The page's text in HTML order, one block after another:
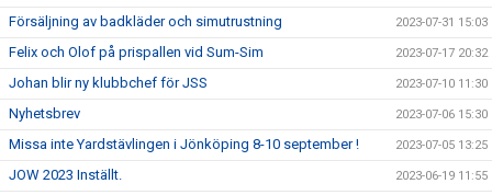
Försäljning av badkläder och simutrustning 2023-07-31 15:03
Felix och Olof på prispallen vid Sum-Sim 2023-07-17 20:32
Johan blir ny klubbchef för JSS 2023-07-10 11:30
Nyhetsbrev 2023-07-06 15:30
Missa inte Yardstävlingen i Jönköping 8-10 september ! 2023-07-05 13:25
JOW 2023 Inställt. 2023-06-19 11:55